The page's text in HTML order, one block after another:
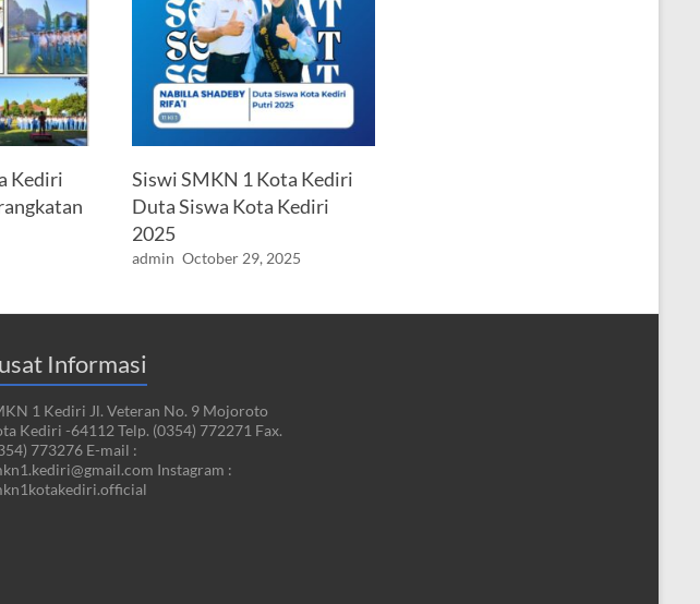
Kediri
Siswi SMKN 1 Kota Kediri
Duta Siswa Kota Kediri
2025
admin October 29, 2025
Informasi
1 Kediri Jl. Veteran No. 9 Mojoroto
Kediri -64112 Telp. (0354) 772271 Fax.
773276 E-mail :
Instagram :